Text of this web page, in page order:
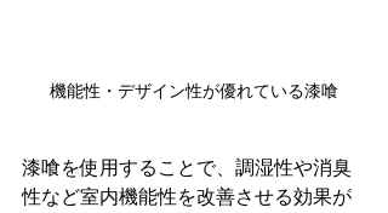
機能性・デザイン性が優れている漆喰
漆喰を使用することで、調湿性や消臭
性など室内機能性を改善させる効果が